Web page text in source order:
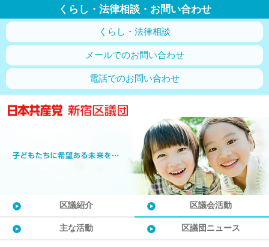
くらし・法律相談・お問い合わせ
くらし・法律相談
メールでのお問い合わせ
電話でのお問い合わせ
区議紹介 区議会活動
主な活動 区議団ニュース